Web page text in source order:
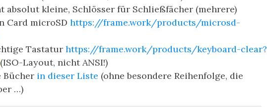
absolut kleine, Schlösser für Schließfächer (mehrere)
Card microSD https://frame.work/products/microsd-
Tastatur https://frame.work/products/keyboard-clear?
(ISO-Layout, nicht ANSI!)
Bücher in dieser Liste (ohne besondere Reihenfolge, die
…)